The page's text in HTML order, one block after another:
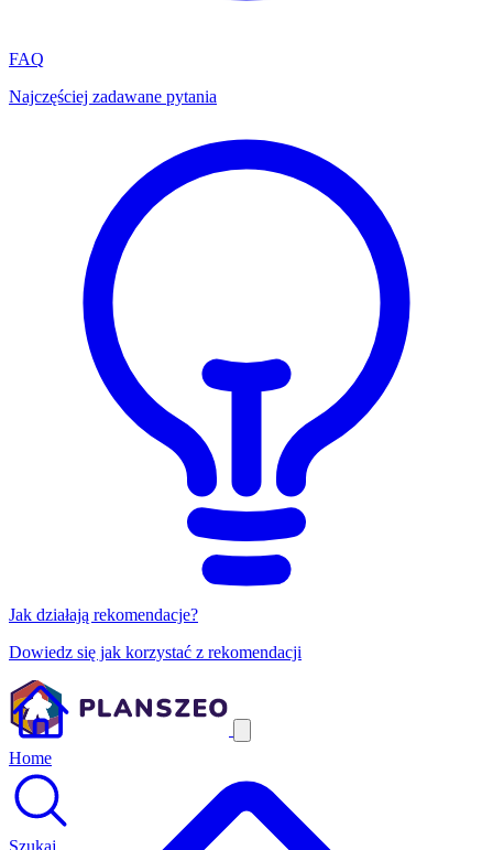
FAQ
Najczęściej zadawane pytania
Jak działają rekomendacje?
Dowiedz się jak korzystać z rekomendacji
Home
Szukaj